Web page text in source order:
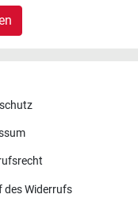
des Widerrufs